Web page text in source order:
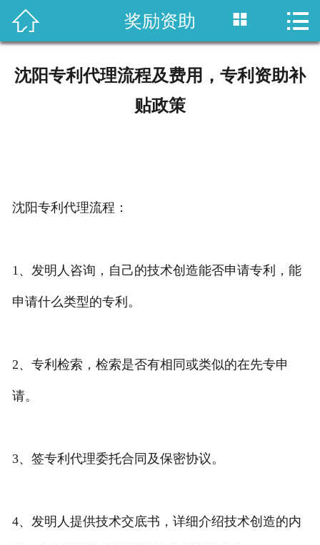
 首页
资讯中心
 奖励资助  
沈阳专利代理流程及费用，专利资助补
贴政策
沈阳专利代理流程：
1、发明人咨询，自己的技术创造能否申请专利，能
申请什么类型的专利。
2、专利检索，检索是否有相同或类似的在先专申
请。
3、签专利代理委托合同及保密协议。
4、发明人提供技术交底书，详细介绍技术创造的内